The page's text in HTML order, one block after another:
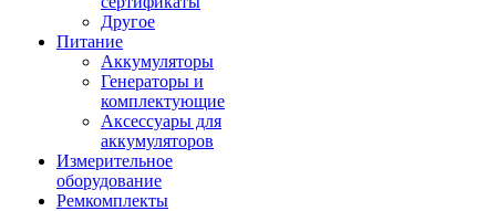
Другое
Питание
Аккумуляторы
Генераторы и
комплектующие
Аксессуары для
аккумуляторов
Измерительное
оборудование
Ремкомплекты